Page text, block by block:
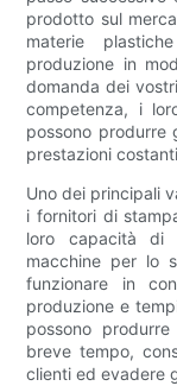
prodotto sul
materie
produzione in
domanda dei
competenza, i
possono produrre
prestazioni
Uno dei principali
i fornitori di
loro capacità di
macchine per lo
funzionare in
produzione e
possono
breve tempo,
clienti ed evadere